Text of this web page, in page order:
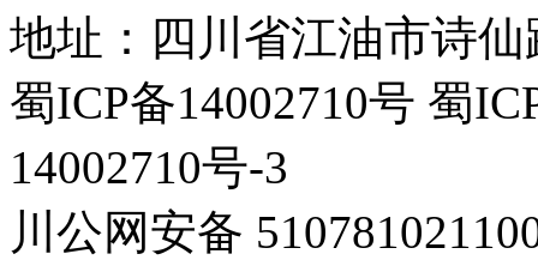
地址：四川省江油市诗仙
蜀ICP备14002710号 蜀
14002710号-3
川公网安备